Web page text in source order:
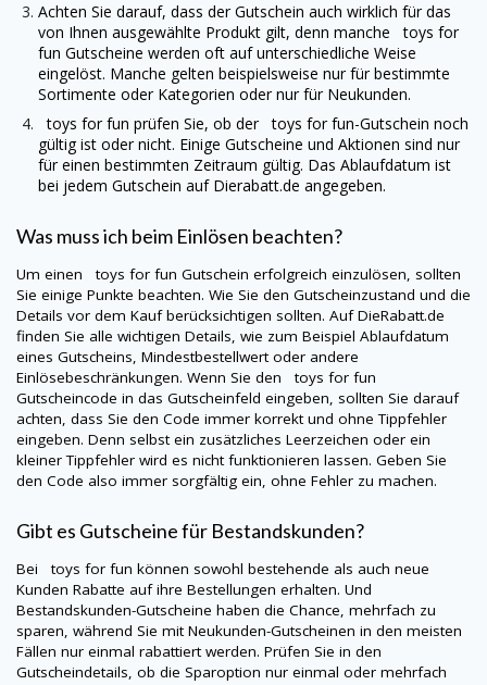
Achten Sie darauf, dass der Gutschein auch wirklich für das
von Ihnen ausgewählte Produkt gilt, denn manche
toys for
fun Gutscheine werden oft auf unterschiedliche Weise
eingelöst. Manche gelten beispielsweise nur für bestimmte
Sortimente oder Kategorien oder nur für Neukunden.
toys for fun prüfen Sie, ob der toys for fun-Gutschein noch
gültig ist oder nicht. Einige Gutscheine und Aktionen sind nur
für einen bestimmten Zeitraum gültig. Das Ablaufdatum ist
bei jedem Gutschein auf Dierabatt.de angegeben.
Was muss ich beim Einlösen beachten?
Um einen toys for fun Gutschein erfolgreich einzulösen, sollten
Sie einige Punkte beachten. Wie Sie den Gutscheinzustand und die
Details vor dem Kauf berücksichtigen sollten. AufDieRabatt.de
finden Sie alle wichtigen Details, wie zum Beispiel Ablaufdatum
eines Gutscheins, Mindestbestellwert oder andere
Einlösebeschränkungen. Wenn Sie den
toys for fun
Gutscheincode in das Gutscheinfeld eingeben, sollten Sie darauf
achten, dass Sie den Code immer korrekt und ohne Tippfehler
eingeben. Denn selbst ein zusätzliches Leerzeichen oder ein
kleiner Tippfehler wird es nicht funktionieren lassen. Geben Sie
den Code also immer sorgfältig ein, ohne Fehler zu machen.
Gibt es Gutscheine für Bestandskunden?
Bei toys for fun können sowohl bestehende als auch neue
Kunden Rabatte auf ihre Bestellungen erhalten. Und
Bestandskunden-Gutscheine haben die Chance, mehrfach zu
sparen, während Sie mit Neukunden-Gutscheinen in den meisten
Fällen nur einmal rabattiert werden. Prüfen Sie in den
Gutscheindetails, ob die Sparoption nur einmal oder mehrfach